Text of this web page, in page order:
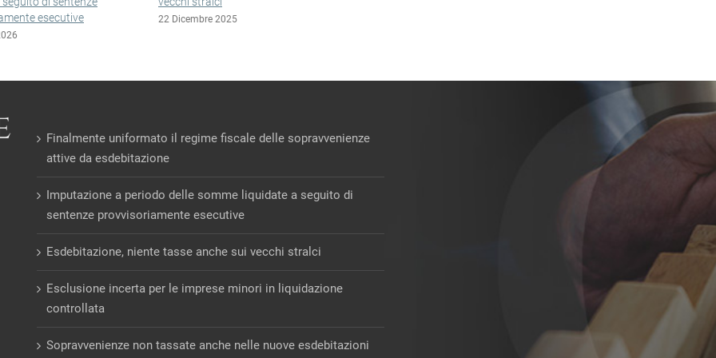
22 Dicembre 2025
Finalmente uniformato il regime fiscale delle sopravvenienze
attive da esdebitazione
Imputazione a periodo delle somme liquidate a seguito di
sentenze provvisoriamente esecutive
Esdebitazione, niente tasse anche sui vecchi stralci
Esclusione incerta per le imprese minori in liquidazione
controllata
Sopravvenienze non tassate anche nelle nuove esdebitazioni